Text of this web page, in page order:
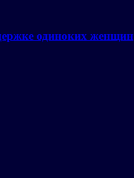
одиноких женщин